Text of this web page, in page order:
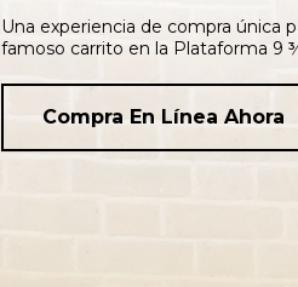
Una experiencia de compra única
famoso carrito en la Plataforma 9
Compra En Línea Ahora